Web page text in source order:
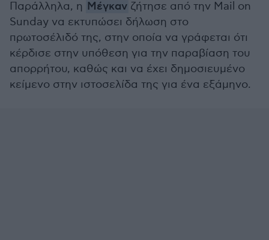
Παράλληλα, η Μέγκαν ζήτησε από την Mail on
Sunday να εκτυπώσει δήλωση στο
πρωτοσέλιδό της, στην οποία να γράφεται ότι
κέρδισε στην υπόθεση για την παραβίαση του
απορρήτου, καθώς και να έχει δημοσιευμένο
κείμενο στην ιστοσελίδα της για ένα εξάμηνο.